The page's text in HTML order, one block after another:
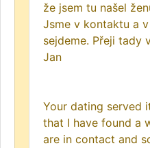
že jsem tu našel
Jsme v kontaktu a
sejdeme. Přeji tady
Jan
Your dating served
that I have found a
are in contact and